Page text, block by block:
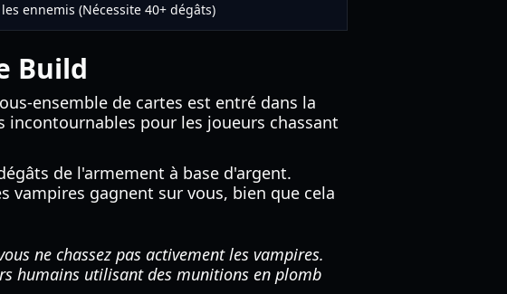
ennemis (Nécessite 40+ dégâts)
Build
ensemble de cartes est entré dans la
pour les joueurs chassant
de l'armement à base d'argent.
vampires gagnent sur vous, bien que cela
ne chassez pas activement les vampires.
humains utilisant des munitions en plomb